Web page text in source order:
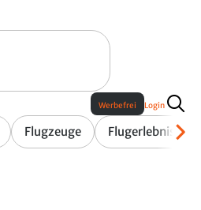
Flugzeuge Flugerlebnis
Werbefrei Login